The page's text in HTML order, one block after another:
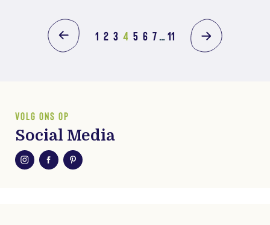
1 2 3 4 5 6 7… 11
VOLG ONS OP
Social Media